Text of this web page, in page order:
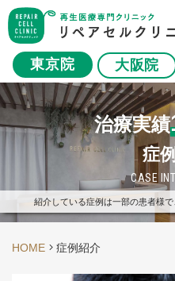
東京院 大阪院
治療実績
症
CASE
紹介している症例は一部の患者様
HOME 症例紹介